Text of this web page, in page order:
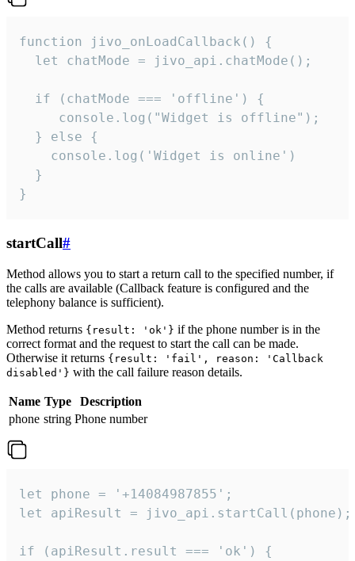
function jivo_onLoadCallback() {
  let chatMode = jivo_api.chatMode();
  if (chatMode === 'offline') {
     console.log("Widget is offline");
  } else {
    console.log('Widget is online')
  }
}
startCall#
Method allows you to start a return call to the specified number, if
the calls are available (Callback feature is configured and the
telephony balance is sufficient).
Method returns {result: 'ok'} if the phone number is in the
correct format and the request to start the call can be made.
Otherwise it returns {result: 'fail', reason: 'Callback
disabled'} with the call failure reason details.
Name Type
Description
phone string Phone number
let phone = '+14084987855';
let apiResult = jivo_api.startCall(phone);
if (apiResult.result === 'ok') {